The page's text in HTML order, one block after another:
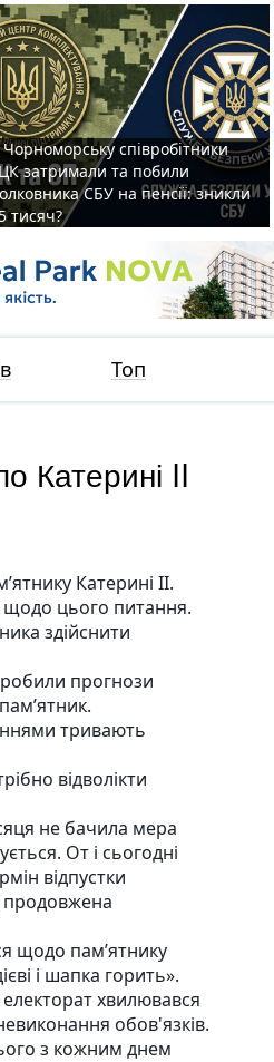
співробітники
затримали та побили
СБУ на пенсії: зникли
тисяч?
Топ
Катерині II
Катерині II.
щодо цього питання.
здійснити
робили прогнози
тривають
відволікти
не бачила мера
От і сьогодні
відпустки
продовжена
щодо пам’ятнику
і шапка горить».
хвилювався
обов'язків.
з кожним днем